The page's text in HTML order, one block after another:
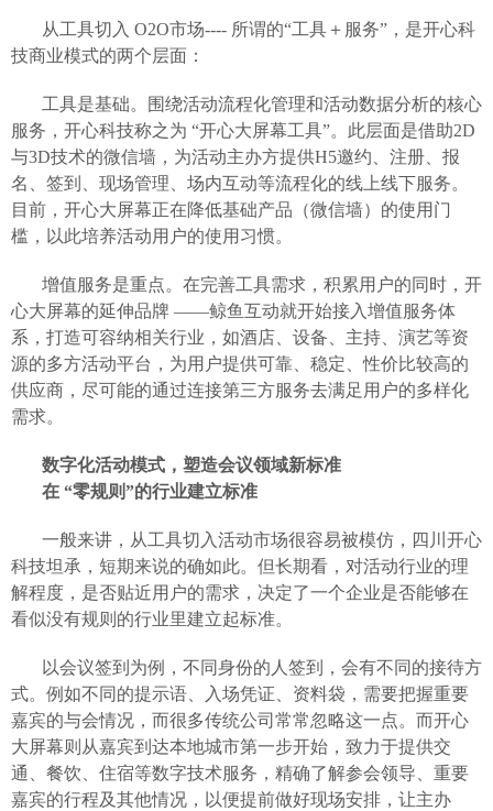
从工具切入 O2O市场---- 所谓的“工具＋服务”，是开心科
技商业模式的两个层面：
工具是基础。围绕活动流程化管理和活动数据分析的核心
服务，开心科技称之为 “开心大屏幕工具”。此层面是借助2D
与3D技术的微信墙，为活动主办方提供H5邀约、注册、报
名、签到、现场管理、场内互动等流程化的线上线下服务。
目前，开心大屏幕正在降低基础产品（微信墙）的使用门
槛，以此培养活动用户的使用习惯。
增值服务是重点。在完善工具需求，积累用户的同时，开
心大屏幕的延伸品牌 ——鲸鱼互动就开始接入增值服务体
系，打造可容纳相关行业，如酒店、设备、主持、演艺等资
源的多方活动平台，为用户提供可靠、稳定、性价比较高的
供应商，尽可能的通过连接第三方服务去满足用户的多样化
需求。
数字化活动模式，塑造会议领域新标准
在 “零规则”的行业建立标准
一般来讲，从工具切入活动市场很容易被模仿，四川开心
科技坦承，短期来说的确如此。但长期看，对活动行业的理
解程度，是否贴近用户的需求，决定了一个企业是否能够在
看似没有规则的行业里建立起标准。
以会议签到为例，不同身份的人签到，会有不同的接待方
式。例如不同的提示语、入场凭证、资料袋，需要把握重要
嘉宾的与会情况，而很多传统公司常常忽略这一点。而开心
大屏幕则从嘉宾到达本地城市第一步开始，致力于提供交
通、餐饮、住宿等数字技术服务，精确了解参会领导、重要
嘉宾的行程及其他情况，以便提前做好现场安排，让主办